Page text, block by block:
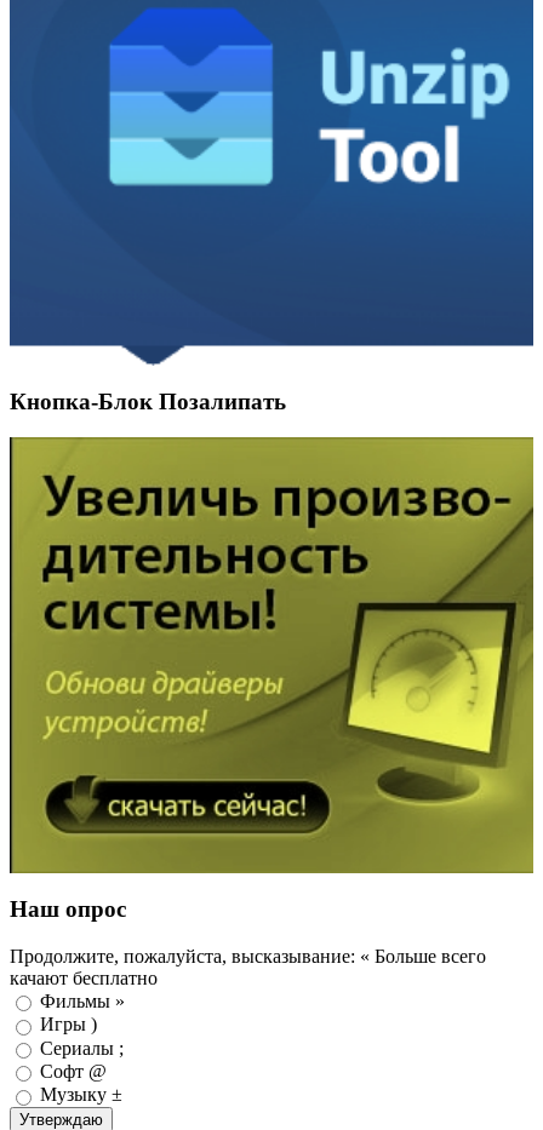
Кнопка-Блок Позалипать
Наш опрос
Продолжите, пожалуйста, высказывание: « Больше всего
качают бесплатно
Фильмы »
Игры )
Сериалы ;
Софт @
Музыку ±